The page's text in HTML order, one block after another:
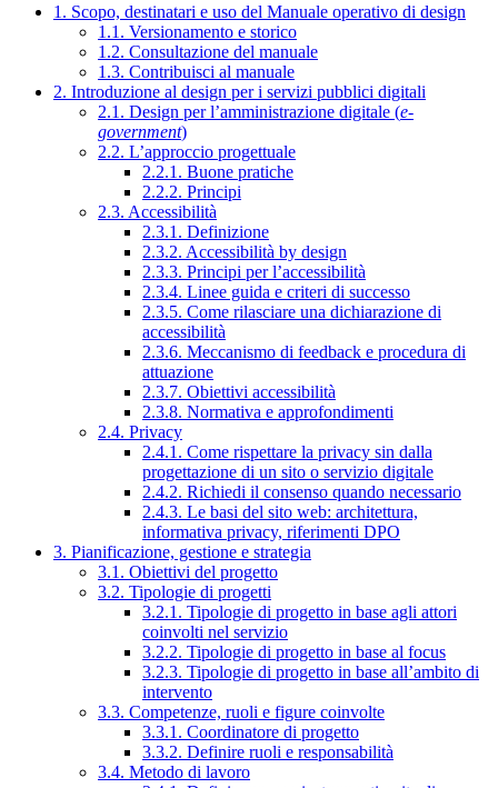
1. Scopo, destinatari e uso del Manuale operativo di design
1.1. Versionamento e storico
1.2. Consultazione del manuale
1.3. Contribuisci al manuale
2. Introduzione al design per i servizi pubblici digitali
2.1. Design per l’amministrazione digitale (e-
government)
2.2. L’approccio progettuale
2.2.1. Buone pratiche
2.2.2. Principi
2.3. Accessibilità
2.3.1. Definizione
2.3.2. Accessibilità by design
2.3.3. Principi per l’accessibilità
2.3.4. Linee guida e criteri di successo
2.3.5. Come rilasciare una dichiarazione di
accessibilità
2.3.6. Meccanismo di feedback e procedura di
attuazione
2.3.7. Obiettivi accessibilità
2.3.8. Normativa e approfondimenti
2.4. Privacy
2.4.1. Come rispettare la privacy sin dalla
progettazione di un sito o servizio digitale
2.4.2. Richiedi il consenso quando necessario
2.4.3. Le basi del sito web: architettura,
informativa privacy, riferimenti DPO
3. Pianificazione, gestione e strategia
3.1. Obiettivi del progetto
3.2. Tipologie di progetti
3.2.1. Tipologie di progetto in base agli attori
coinvolti nel servizio
3.2.2. Tipologie di progetto in base al focus
3.2.3. Tipologie di progetto in base all’ambito di
intervento
3.3. Competenze, ruoli e figure coinvolte
3.3.1. Coordinatore di progetto
3.3.2. Definire ruoli e responsabilità
3.4. Metodo di lavoro